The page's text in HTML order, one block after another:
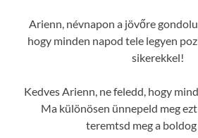
Arienn, névnapon a jövőre
hogy minden napod tele legyen
sikerekkel!
Kedves Arienn, ne feledd, hogy
Ma különösen ünnepeld meg
teremtsd meg a